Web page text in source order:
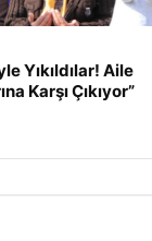
Yıkıldılar! Aile
Karşı Çıkıyor”